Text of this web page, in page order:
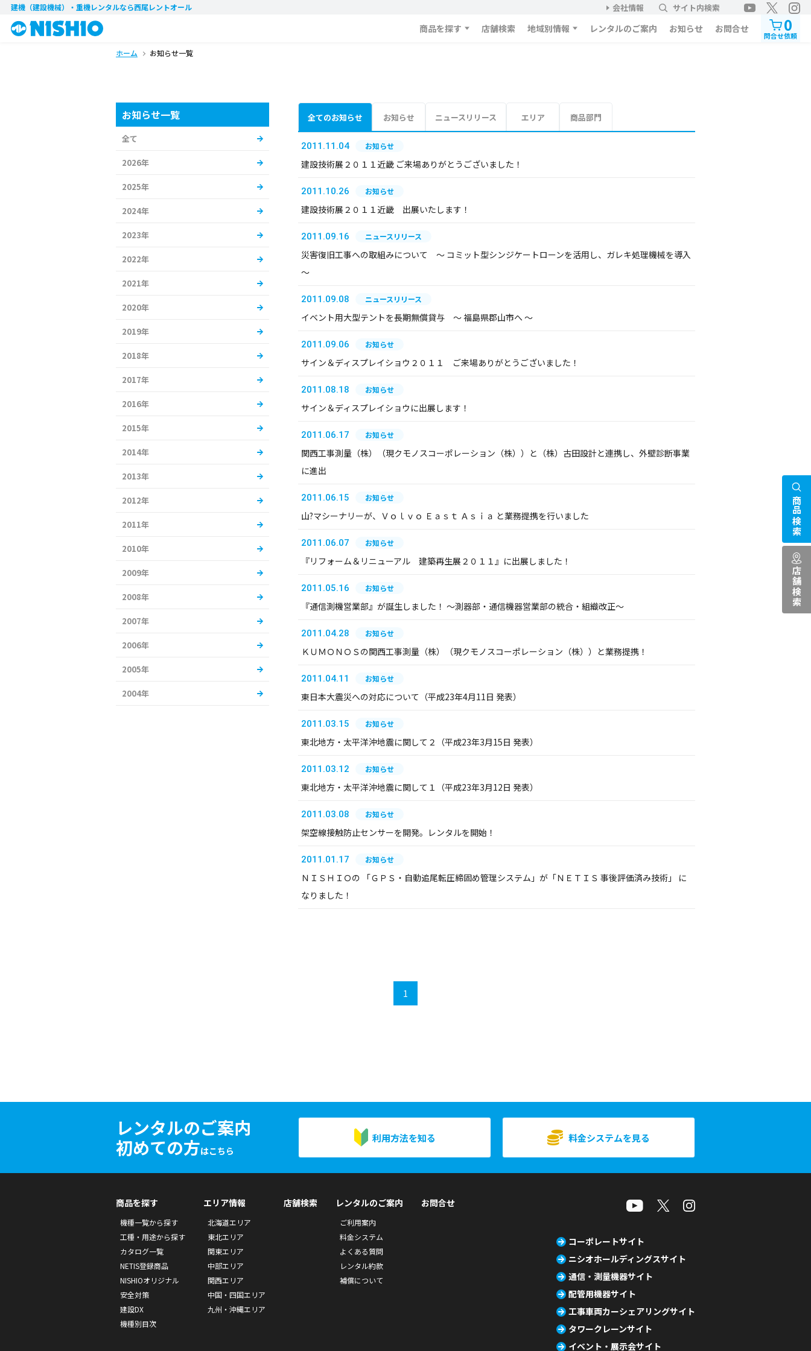
建機（建設機械）・重機レンタルなら西尾レントオール 会社情報 サイト内検索
商品を探す 店舗検索 地域別情報 レンタルのご案内 お知らせ お問合せ 0
問合せ依頼
ホーム お知らせ一覧
全てのお知らせ お知らせ ニュースリリース エリア 商品部門
2011.11.04 お知らせ
建設技術展２０１１近畿 ご来場ありがとうございました！
2011.10.26 お知らせ
建設技術展２０１１近畿 出展いたします！
2011.09.16 ニュースリリース
災害復旧工事への取組みについて ～ コミット型シンジケートローンを活用し、ガレキ処理機械を導入
～
2011.09.08 ニュースリリース
イベント用大型テントを長期無償貸与 ～ 福島県郡山市へ ～
2011.09.06 お知らせ
サイン＆ディスプレイショウ２０１１ ご来場ありがとうございました！
2011.08.18 お知らせ
サイン＆ディスプレイショウに出展します！
2011.06.17 お知らせ
関西工事測量（株）（現クモノスコーポレーション（株））と（株）古田設計と連携し、外壁診断事業
に進出
2011.06.15 お知らせ
山?マシーナリーが、Ｖｏｌｖｏ Ｅａｓｔ Ａｓｉａ と業務提携を行いました
2011.06.07 お知らせ
『リフォーム＆リニューアル 建築再生展２０１１』に出展しました！
2011.05.16 お知らせ
『通信測機営業部』が誕生しました！ ～測器部・通信機器営業部の統合・組織改正～
2011.04.28 お知らせ
ＫＵＭＯＮＯＳの関西工事測量（株）（現クモノスコーポレーション（株））と業務提携！
2011.04.11 お知らせ
東日本大震災への対応について（平成23年4月11日 発表）
2011.03.15 お知らせ
東北地方・太平洋沖地震に関して２（平成23年3月15日 発表）
2011.03.12 お知らせ
東北地方・太平洋沖地震に関して１（平成23年3月12日 発表）
2011.03.08 お知らせ
架空線接触防止センサーを開発。レンタルを開始！
2011.01.17 お知らせ
ＮＩＳＨＩＯの 「ＧＰＳ・自動追尾転圧締固め管理システム」が「ＮＥＴＩＳ 事後評価済み技術」 に
なりました！
1
お知らせ一覧
全て
2026年
2025年
2024年
2023年
2022年
2021年
2020年
2019年
2018年
2017年
2016年
2015年
2014年
2013年
2012年
2011年
2010年
2009年
2008年
2007年
2006年
2005年
2004年
レンタルのご案内
初めての方はこちら
利用方法を知る 料金システムを見る
商品検索
店舗検索
商品を探す
機種一覧から探す
工種・用途から探す
カタログ一覧
NETIS登録商品
NISHIOオリジナル
安全対策
建設DX
機種別目次
エリア情報
北海道エリア
東北エリア
関東エリア
中部エリア
関西エリア
中国・四国エリア
九州・沖縄エリア
店舗検索 レンタルのご案内
ご利用案内
料金システム
よくある質問
レンタル約款
補償について
お問合せ
コーポレートサイト
ニシオホールディングスサイト
通信・測量機器サイト
配管用機器サイト
工事車両カーシェアリングサイト
タワークレーンサイト
イベント・展示会サイト